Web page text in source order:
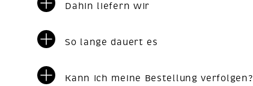
Dahin liefern wir
So lange dauert es
Kann ich meine Bestellung verfolgen?